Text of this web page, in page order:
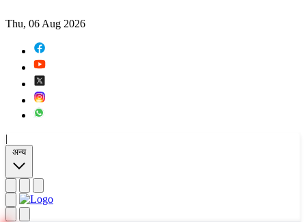
Thu, 06 Aug 2026
|
अन्य